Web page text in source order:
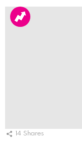
14 Shares